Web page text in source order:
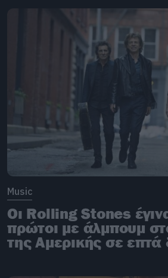
Music
Οι Rolling Stones
πρώτοι με άλμπουμ
της Αμερικής σε επτά